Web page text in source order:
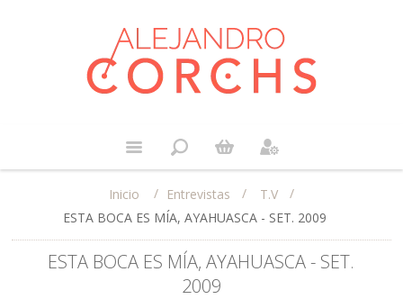
Inicio / Entrevistas / T.V
/
ESTA BOCA ES MÍA, AYAHUASCA - SET. 2009
ESTA BOCA ES MÍA, AYAHUASCA - SET.
2009